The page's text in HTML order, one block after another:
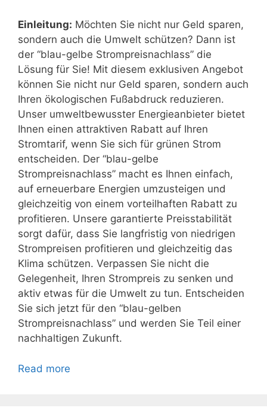
Einleitung: Möchten Sie nicht nur Geld sparen,
sondern auch die Umwelt schützen? Dann ist
der “blau-gelbe Strompreisnachlass” die
Lösung für Sie! Mit diesem exklusiven Angebot
können Sie nicht nur Geld sparen, sondern auch
Ihren ökologischen Fußabdruck reduzieren.
Unser umweltbewusster Energieanbieter bietet
Ihnen einen attraktiven Rabatt auf Ihren
Stromtarif, wenn Sie sich für grünen Strom
entscheiden. Der “blau-gelbe
Strompreisnachlass” macht es Ihnen einfach,
auf erneuerbare Energien umzusteigen und
gleichzeitig von einem vorteilhaften Rabatt zu
profitieren. Unsere garantierte Preisstabilität
sorgt dafür, dass Sie langfristig von niedrigen
Strompreisen profitieren und gleichzeitig das
Klima schützen. Verpassen Sie nicht die
Gelegenheit, Ihren Strompreis zu senken und
aktiv etwas für die Umwelt zu tun. Entscheiden
Sie sich jetzt für den “blau-gelben
Strompreisnachlass” und werden Sie Teil einer
nachhaltigen Zukunft.
Read more